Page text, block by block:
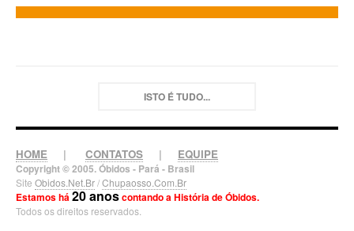
ISTO É TUDO...
HOME | CONTATOS | EQUIPE
Copyright © 2005. Óbidos - Pará - Brasil
Site Obidos.Net.Br/Chupaosso.Com.Br
Estamos há20 anoscontando a História de Óbidos.
Todos os direitos reservados.